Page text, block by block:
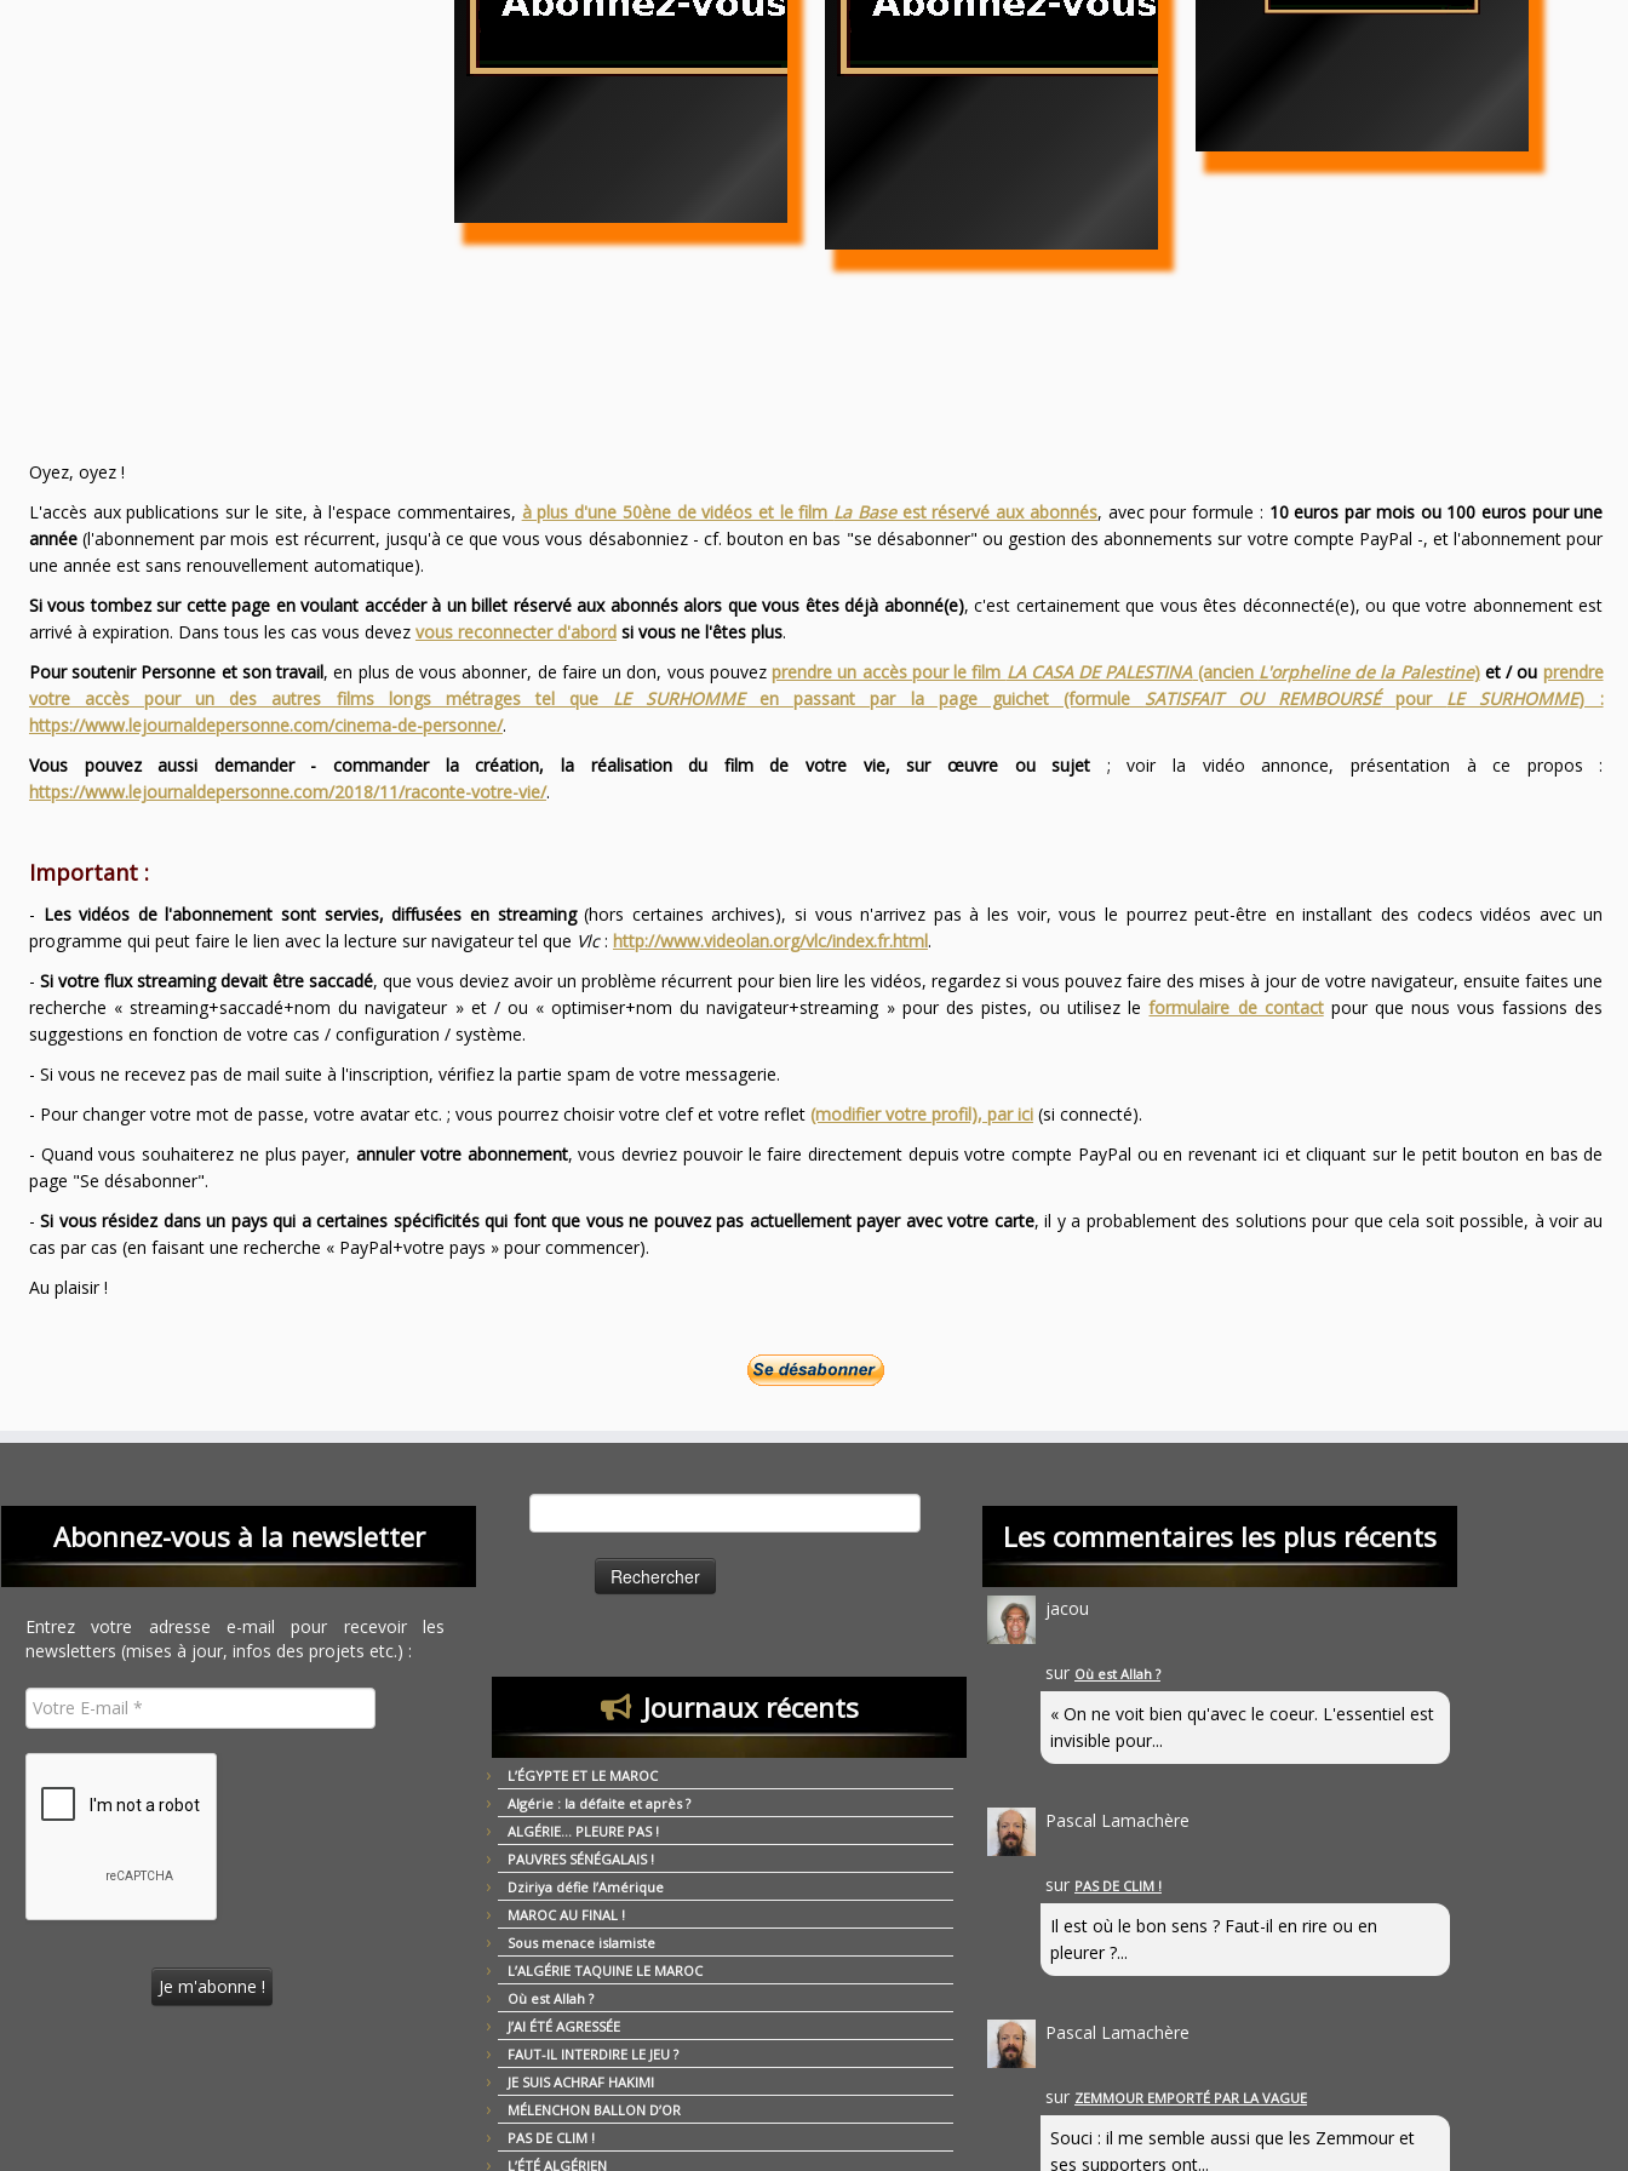
Oyez, oyez !
L'accès aux publications sur le site, à l'espace commentaires, à plus d'une 50ène de vidéos et le film La Baseest réservé aux abonnés, avec pour formule : 10 euros par mois ou 100 euros pour une
année(l'abonnement par mois est récurrent, jusqu'à ce que vous vous désabonniez - cf. bouton en bas "se désabonner" ou gestion des abonnements sur votre compte PayPal -, et l'abonnement pour
une année est sans renouvellement automatique).
Si vous tombez sur cette page en voulant accéder à un billet réservé aux abonnés alors que vous êtes déjà abonné(e), c'est certainement que vous êtes déconnecté(e), ou que votre abonnement est
arrivé à expiration. Dans tous les cas vous devez vous reconnecter d'abordsi vous ne l'êtes plus.
Pour soutenir Personne et son travail, en plus de vous abonner, de faire un don, vous pouvezprendre un accès pour le film LA CASA DE PALESTINA(ancien L'orpheline de la Palestine)et / ou prendre
votre accès pour un des autres films longs métrages tel que LE SURHOMMEen passant par la page guichet (formule SATISFAIT OU REMBOURSÉpour LE SURHOMME) :
https://www.lejournaldepersonne.com/cinema-de-personne/.
Vous pouvez aussi demander - commander la création, la réalisation du film de votre vie, sur œuvre ou sujet ; voir la vidéo annonce, présentation à ce propos :
https://www.lejournaldepersonne.com/2018/11/raconte-votre-vie/.
Important :
- Les vidéos de l'abonnement sont servies, diffusées en streaming(hors certaines archives), si vous n'arrivez pas à les voir, vous le pourrez peut-être en installant des codecs vidéos avec un
programme qui peut faire le lien avec la lecture sur navigateur tel que Vlc: http://www.videolan.org/vlc/index.fr.html.
- Si votre flux streaming devait être saccadé, que vous deviez avoir un problème récurrent pour bien lire les vidéos, regardez si vous pouvez faire des mises à jour de votre navigateur, ensuite faites une
recherche « streaming+saccadé+nom du navigateur » et / ou « optimiser+nom du navigateur+streaming » pour des pistes, ou utilisez leformulaire de contactpour que nous vous fassions des
suggestions en fonction de votre cas / configuration / système.
- Si vous ne recevez pas de mail suite à l'inscription, vérifiez la partie spam de votre messagerie.
- Pour changer votre mot de passe, votre avatar etc. ; vous pourrez choisir votre clef et votre reflet (modifier votre profil), par ici(si connecté).
- Quand vous souhaiterez ne plus payer,annuler votre abonnement, vous devriez pouvoir le faire directement depuis votre compte PayPal ou en revenant ici et cliquant sur le petit bouton en bas de
page "Se désabonner".
-Si vous résidez dans un pays qui a certaines spécificités qui font que vous ne pouvez pas actuellement payer avec votre carte, il y a probablement des solutions pour que cela soit possible, à voir au
cas par cas (en faisant une recherche « PayPal+votre pays » pour commencer).
Au plaisir !
Abonnez-vous à la newsletter
Entrez votre adresse e-mail pour recevoir les
newsletters (mises à jour, infos des projets etc.) :
Journaux récents
L’ÉGYPTE ET LE MAROC
Algérie : la défaite et après ?
ALGÉRIE… PLEURE PAS !
PAUVRES SÉNÉGALAIS !
Dziriya défie l’Amérique
MAROC AU FINAL !
Sous menace islamiste
L’ALGÉRIE TAQUINE LE MAROC
Où est Allah ?
J’AI ÉTÉ AGRESSÉE
FAUT-IL INTERDIRE LE JEU ?
JE SUIS ACHRAF HAKIMI
MÉLENCHON BALLON D’OR
PAS DE CLIM !
L’ÉTÉ ALGÉRIEN
Les commentaires les plus récents
jacou
sur Où est Allah ?
« On ne voit bien qu'avec le coeur. L'essentiel est
invisible pour...
Pascal Lamachère
sur PAS DE CLIM !
Il est où le bon sens ? Faut-il en rire ou en
pleurer ?...
Pascal Lamachère
sur ZEMMOUR EMPORTÉ PAR LA VAGUE
Souci : il me semble aussi que les Zemmour et
ses supporters ont...